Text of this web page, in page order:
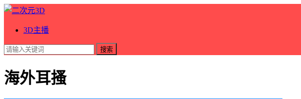
3D主播
搜索
海外耳搔